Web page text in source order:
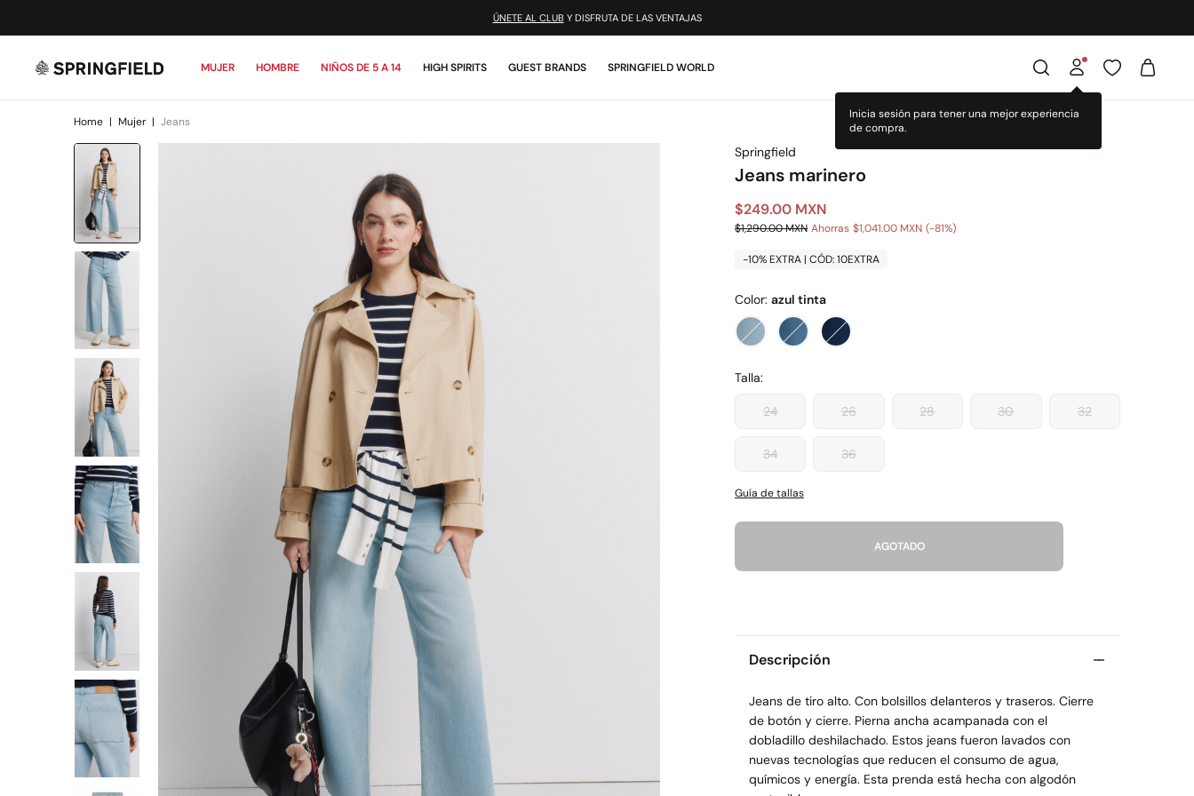
¡DESCARGA LA APP!
MUJER HOMBRE NIÑOS DE 5 A 14 HIGH SPIRITS GUEST BRANDS SPRINGFIELD WORLD
Home | Mujer | Jeans
Springfield
Jeans marinero
$249.00 MXN
$1,290.00 MXN Ahorras $1,041.00 MXN 81
-10% EXTRA | CÓD: 10EXTRA
Color: azul tinta
Talla:
24 26 28 30 32
34 36
Guía de tallas
AGOTADO
Descripción
Jeans de tiro alto. Con bolsillos delanteros y traseros. Cierre
de botón y cierre. Pierna ancha acampanada con el
dobladillo deshilachado. Estos jeans fueron lavados con
nuevas tecnologías que reducen el consumo de agua,
químicos y energía. Esta prenda está hecha con algodón